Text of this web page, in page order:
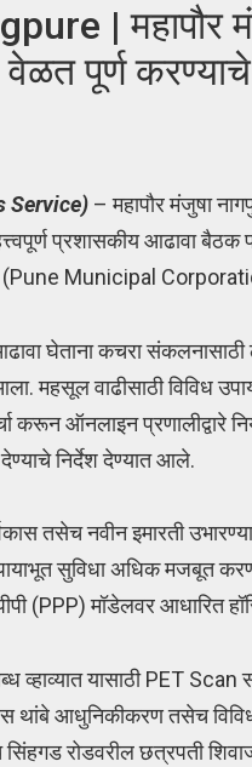
| महापौर
पूर्ण
Service) – महापौर मंजुषा
प्रशासकीय आढावा
(Pune Municipal
घेताना कचरा
महसूल वाढीसाठी विविध
करून ऑनलाइन प्रणालीद्वारे
निर्देश देण्यात आले.
तसेच नवीन इमारती
सुविधा अधिक मजबूत
(PPP) मॉडेलवर आधारित
व्हाव्यात यासाठी PET
थांबे आधुनिकीकरण तसेच
रोडवरील छत्रपती